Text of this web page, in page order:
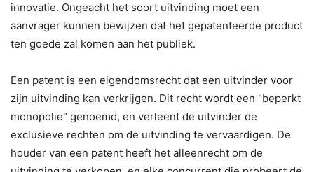
innovatie. Ongeacht het soort uitvinding moet een
aanvrager kunnen bewijzen dat het gepatenteerde product
ten goede zal komen aan het publiek.
Een patent is een eigendomsrecht dat een uitvinder voor
zijn uitvinding kan verkrijgen. Dit recht wordt een "beperkt
monopolie" genoemd, en verleent de uitvinder de
exclusieve rechten om de uitvinding te vervaardigen. De
houder van een patent heeft het alleenrecht om de